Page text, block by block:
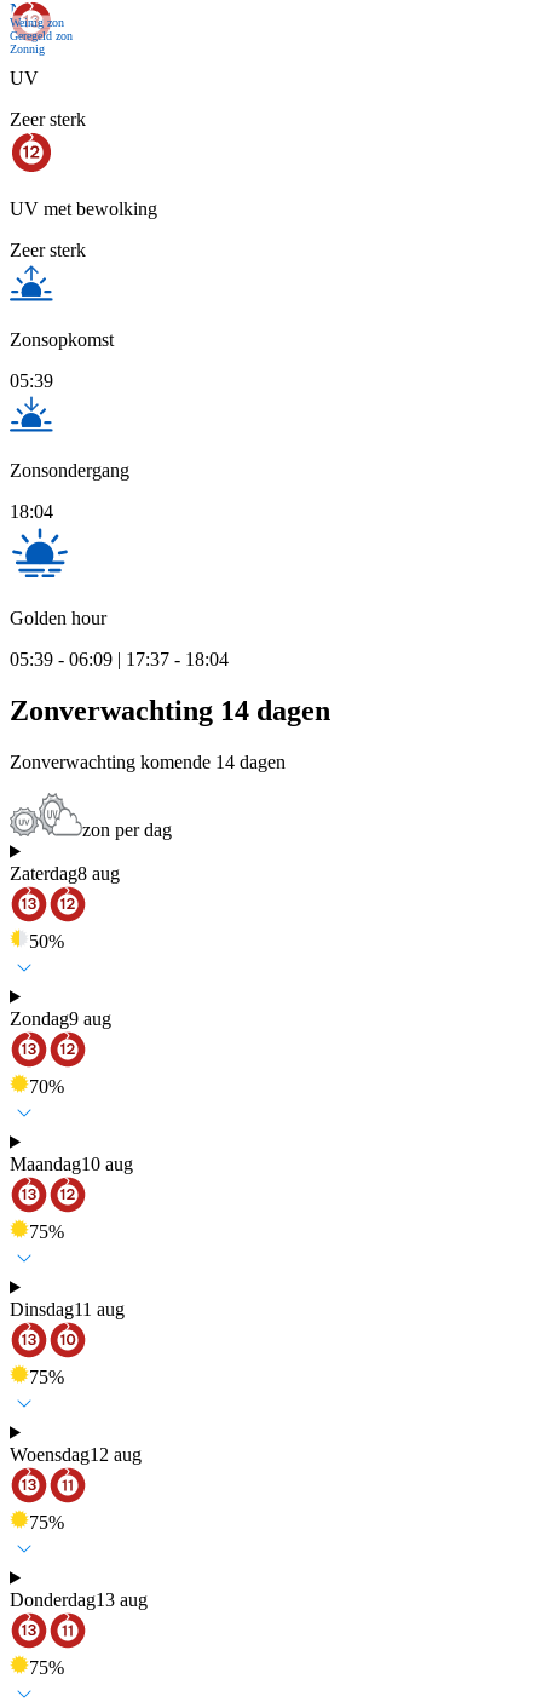
Nu
Weinig zon
Geregeld zon
Zonnig
UV
Zeer sterk
UV met bewolking
Zeer sterk
Zonsopkomst
05:39
Zonsondergang
18:04
Golden hour
05:39 - 06:09 | 17:37 - 18:04
Zonverwachting 14 dagen
Zonverwachting komende 14 dagen
zon per dag
Zaterdag8 aug
50%
Zondag9 aug
70%
Maandag10 aug
75%
Dinsdag11 aug
75%
Woensdag12 aug
75%
Donderdag13 aug
75%